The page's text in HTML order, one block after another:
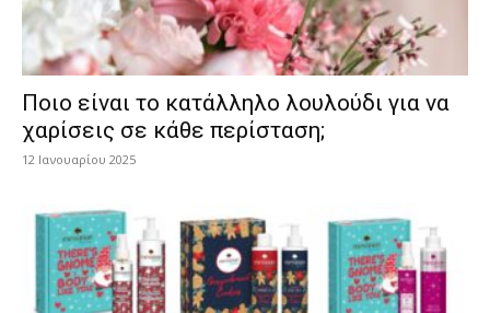
Ποιο είναι το κατάλληλο λουλούδι για να
χαρίσεις σε κάθε περίσταση;
12 Ιανουαρίου 2025